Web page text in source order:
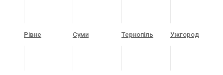
Рівне Суми Тернопіль Ужгород